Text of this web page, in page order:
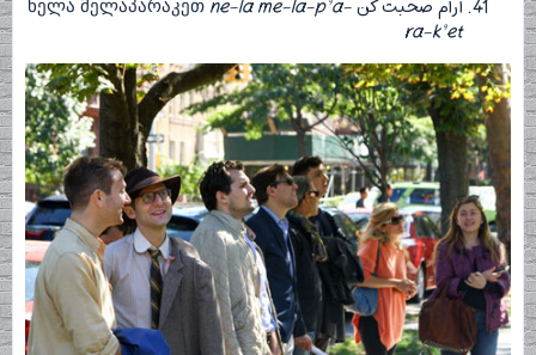
آرام صحبت کن ნელა მელაპარაკეთne-la me-la-p’a-
ra-k’et